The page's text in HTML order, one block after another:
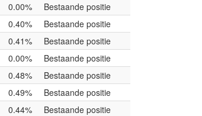
0.00%
Bestaande positie
0.40%
Bestaande positie
0.41%
Bestaande positie
0.00%
Bestaande positie
0.48%
Bestaande positie
0.49%
Bestaande positie
0.44%
Bestaande positie